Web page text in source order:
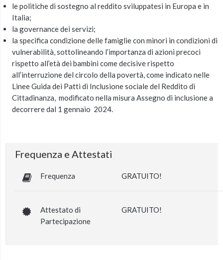
le politiche di sostegno al reddito sviluppatesi in Europa e in
Italia;
la governance dei servizi;
la specifica condizione delle famiglie con minori in condizioni di
vulnerabilità, sottolineando l’importanza di azioni precoci
rispetto all’età dei bambini come decisive rispetto
all’interruzione del circolo della povertà, come indicato nelle
Linee Guida dei Patti di Inclusione sociale del Reddito di
Cittadinanza, modificato nella misura Assegno di inclusione a
decorrere dal 1 gennaio 2024.
Frequenza e Attestati
Frequenza GRATUITO!
Attestato di
Partecipazione
GRATUITO!